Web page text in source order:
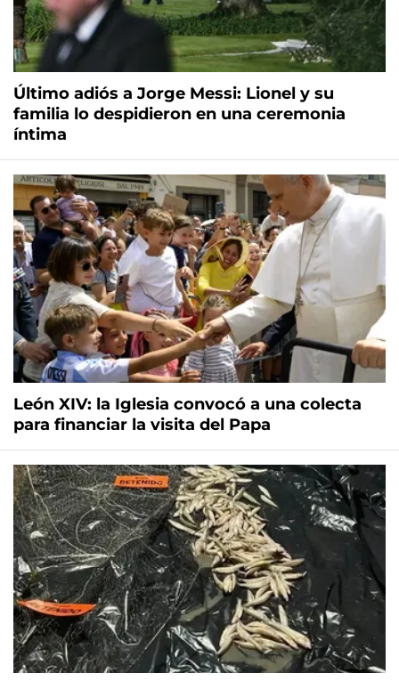
Último adiós a Jorge Messi: Lionel y su
familia lo despidieron en una ceremonia
íntima
León XIV: la Iglesia convocó a una colecta
para financiar la visita del Papa